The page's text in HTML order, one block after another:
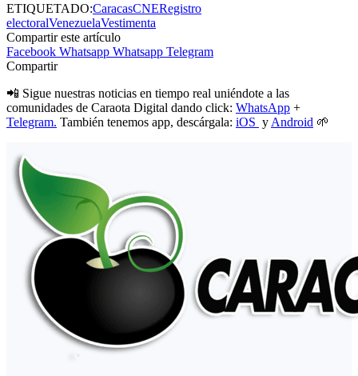
ETIQUETADO:CaracasCNERegistro
electoralVenezuelaVestimenta
Compartir este artículo
Facebook Whatsapp Whatsapp Telegram
Compartir
📲 Sigue nuestras noticias en tiempo real uniéndote a las
comunidades de Caraota Digital dando click: WhatsApp +
Telegram. También tenemos app, descárgala: iOS y Android 🌱